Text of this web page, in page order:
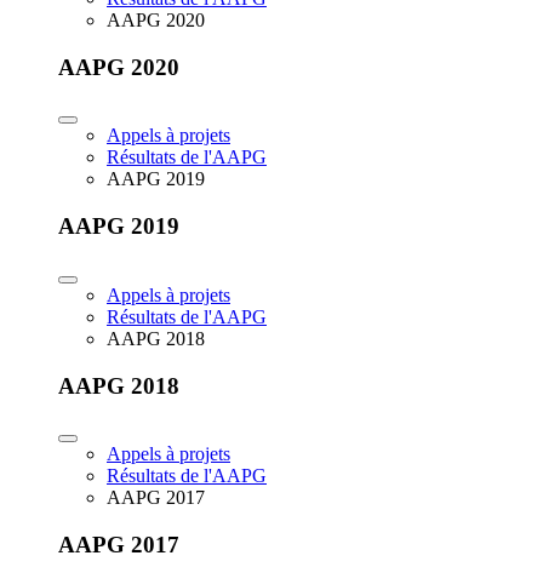
AAPG 2020
AAPG 2020
Appels à projets
Résultats de l'AAPG
AAPG 2019
AAPG 2019
Appels à projets
Résultats de l'AAPG
AAPG 2018
AAPG 2018
Appels à projets
Résultats de l'AAPG
AAPG 2017
AAPG 2017